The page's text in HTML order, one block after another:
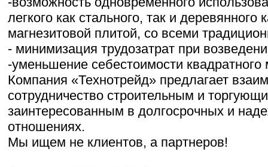
легкого как стального, так и деревянного
магнезитовой плитой, со всеми
- минимизация трудозатрат при
-уменьшение себестоимости квадратного
Компания «Технотрейд» предлагает
сотрудничество строительным и
заинтересованным в долгосрочных и
отношениях.
Мы ищем не клиентов, а партнеров!